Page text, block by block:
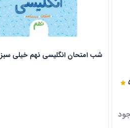
شب امتحان انگلیسی نهم خیلی سبز